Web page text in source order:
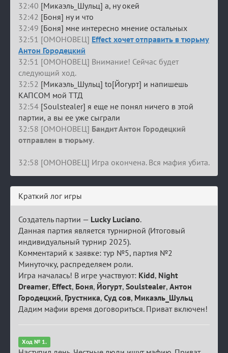
32:40 [Микаэль_Шульц] а, ну окей
32:42 [Боня] ну и что
32:49 [Боня] мне интересно мнение остальных
32:51 [ОМОНОВЕЦ] Effect хочет отправить в тюрьму
Антон Городецкий
32:51 [ОМОНОВЕЦ] Внимание! Сейчас будет
следующий ход.
32:52 [Микаэль_Шульц] to[Йогурт] и напишешь
КАПСОМ мой ТТД
32:54 [Soulstealer] я еще не понял ничего в этой
партии, а вы ее уже сыграли
32:58 [ОМОНОВЕЦ] Бандит Антон Городецкий
отправлен в тюрьму.
32:58 [ОМОНОВЕЦ] Игра окончена. Вся мафия убита.
Краткий лог игры
Создатель партии — Lucky Luciano.
Данная партия является турнирной (Итоговый
индивидуальный турнир 2025).
Комментарий к заявке: тур №5, партия №2
Минуточку, распределяем роли.
Игра началась! В игре участвуют: Kidd, Night
Dreamer, Effect, Боня, Йогурт, Soulstealer, Антон
Городецкий, Грустника, Суд сов, Микаэль_Шульц
Дадим мафии время договориться. Приват включен!
Ход № 1.